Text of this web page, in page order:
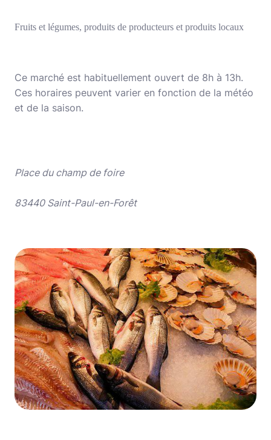
Fruits et légumes, produits de producteurs et produits locaux
Ce marché est habituellement ouvert de 8h à 13h.
Ces horaires peuvent varier en fonction de la météo
et de la saison.
Place du champ de foire
83440 Saint-Paul-en-Forêt